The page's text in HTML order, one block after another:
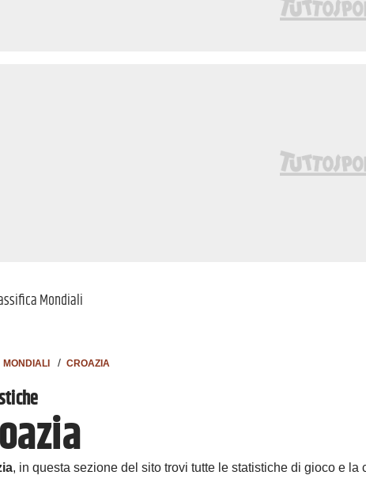
Mondiali
MONDIALI CROAZIA
, in questa sezione del sito trovi tutte le statistiche di gioco e la